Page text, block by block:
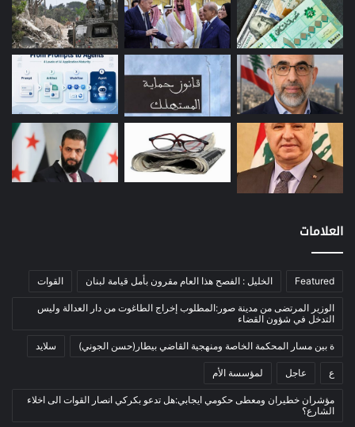
بيئة
(16)
دراسة
(24)
طاقة
(12)
مصارف
(168)
معادن
(1)
موازنة
نفط
اتصالات
(26)
الرئيسية
العالم العربي
المحكمة الخاصة
بيئة
أدب وشعر
(133)
إعلام
بروفايل
العلامات
Featured الخليل : الفصح هذا العام مقرون بأمل قيامة لبنان القوات
الوزير المرتضى من مدينة صور:المطلوب إخراج الطاغوت من دار العدالة وليس
التدخل في شؤون القضاء
ة بين مسار المحكمة الخاصة ومنهجية القاضي بيطار(حسن الجوني) سلايد
ع عاجل لمؤسسة الأم
مؤشران خطيران ومعطى حكومي ايجابي:هل تدعو بكركي انصار القوات الى اخلاء
الشارع؟